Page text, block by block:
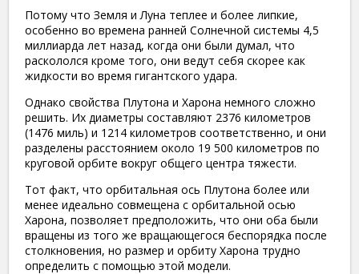
Потому что Земля и Луна теплее и более липкие,
особенно во времена ранней Солнечной системы 4,5
миллиарда лет назад, когда они были думал, что
раскололся кроме того, они ведут себя скорее как
жидкости во время гигантского удара.
Однако свойства Плутона и Харона немного сложно
решить. Их диаметры составляют 2376 километров
(1476 миль) и 1214 километров соответственно, и они
разделены расстоянием около 19 500 километров по
круговой орбите вокруг общего центра тяжести.
Тот факт, что орбитальная ось Плутона более или
менее идеально совмещена с орбитальной осью
Харона, позволяет предположить, что они оба были
вращены из того же вращающегося беспорядка после
столкновения, но размер и орбиту Харона трудно
определить с помощью этой модели.